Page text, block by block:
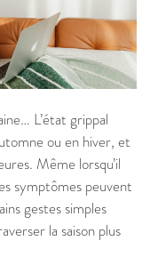
L’état grippal
ou en hiver, et
Même lorsqu’il
symptômes peuvent
gestes simples
la saison plus